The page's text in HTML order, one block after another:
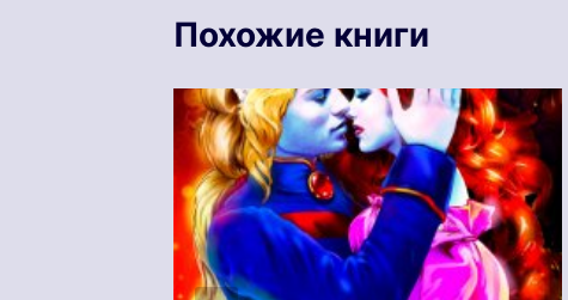
Похожие книги